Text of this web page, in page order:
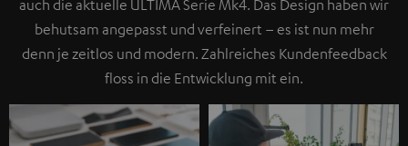
auch die aktuelle ULTIMA Serie Mk4. Das Design haben wir
behutsam angepasst und verfeinert – es ist nun mehr
denn je zeitlos und modern. Zahlreiches Kundenfeedback
floss in die Entwicklung mit ein.